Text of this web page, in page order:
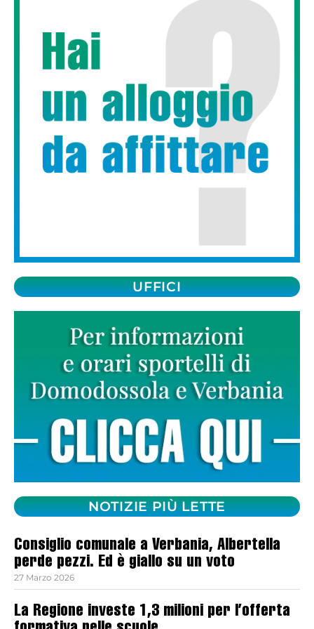
UFFICI
NOTIZIE PIÙ LETTE
Consiglio comunale a Verbania, Albertella
perde pezzi. Ed è giallo su un voto
27 Marzo 2026
La Regione investe 1,3 milioni per l’offerta